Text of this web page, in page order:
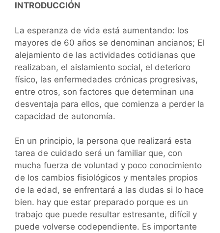
INTRODUCCIÓN
La esperanza de vida está aumentando: los
mayores de 60 años se denominan ancianos; El
alejamiento de las actividades cotidianas que
realizaban, el aislamiento social, el deterioro
físico, las enfermedades crónicas progresivas,
entre otros, son factores que determinan una
desventaja para ellos, que comienza a perder la
capacidad de autonomía.
En un principio, la persona que realizará esta
tarea de cuidado será un familiar que, con
mucha fuerza de voluntad y poco conocimiento
de los cambios fisiológicos y mentales propios
de la edad, se enfrentará a las dudas si lo hace
bien. hay que estar preparado porque es un
trabajo que puede resultar estresante, difícil y
puede volverse codependiente. Es importante